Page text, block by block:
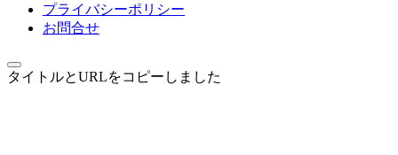
プライバシーポリシー
お問合せ
タイトルとURLをコピーしました